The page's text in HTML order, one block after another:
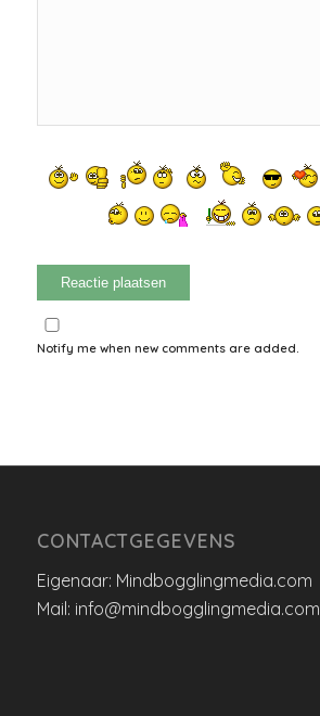
Notify me when new comments are added.
CONTACTGEGEVENS
Eigenaar: Mindbogglingmedia.com
Mail: info@mindbogglingmedia.com